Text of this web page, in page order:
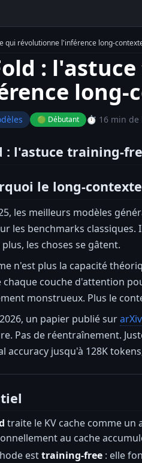
qui révolutionne l'inférence long-
:
long-
🟢 Débutant ⏱️ 16 min de
: l'astuce training-
le long-
les meilleurs modèles
les benchmarks
les choses se gâtent.
n'est plus la capacité
chaque couche d'attention
monstrueux. Plus le
un papier publié sur
Pas de réentraînement.
accuracy jusqu'à 128K
traite le KV cache comme
au cache
esttraining-free : elle